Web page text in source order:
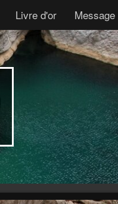
Livre d'or Message